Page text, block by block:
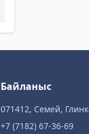
Байланыс
071412, Семей,
+7 (7182) 67-36-69